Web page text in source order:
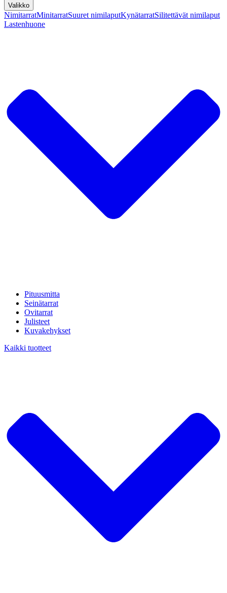
Valikko
NimitarratMinitarratSuuret nimilaputKynätarratSilitettävät nimilaput
Lastenhuone
Pituusmitta
Seinätarrat
Ovitarrat
Julisteet
Kuvakehykset
Kaikki tuotteet